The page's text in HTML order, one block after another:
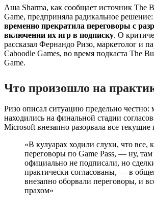
Аша Sharma, как сообщает источник The
Game, предприняла радикальное решение:
временно прекратила переговоры с
включении их игр в подписку. О
рассказал Фернандо Ризо, маркетолог и
Caboodle Games, во время подкаста The
Game.
Что произошло на
Ризо описал ситуацию предельно честно:
находились на финальной стадии
Microsoft внезапно разорвала все текущие
«В кулуарах ходили слухи, что все,
переговоры по Game Pass, — ну,
официально не подписали, но
практически согласованы, — в
внезапно оборвали переговоры, и
прахом»